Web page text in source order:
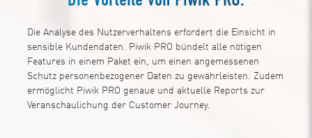
Die Analyse des Nutzerverhaltens erfordert die Einsicht in
sensible Kundendaten. Piwik PRO bündelt alle nötigen
Features in einem Paket ein, um einen angemessenen
Schutz personenbezogener Daten zu gewährleisten. Zudem
ermöglicht Piwik PRO genaue und aktuelle Reports zur
Veranschaulichung der Customer Journey.